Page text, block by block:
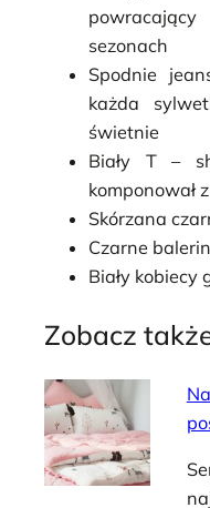
sezonach
Spodnie
każda
świetnie
Biały T –
komponował
Skórzana
Czarne
Biały kobiecy
Zobacz